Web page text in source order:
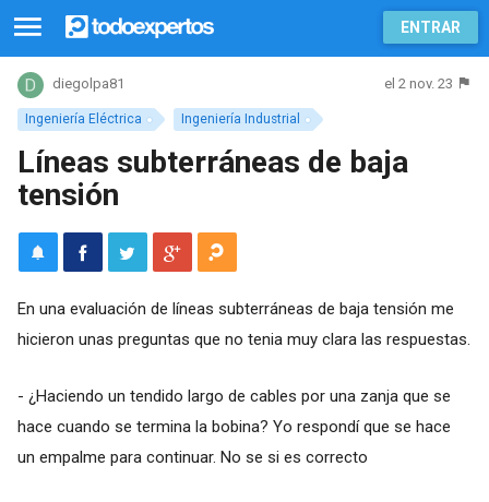
ENTRAR
Ingeniería Eléctrica Ingeniería Industrial
diegolpa81 el 2 nov. 23
Líneas subterráneas de baja
tensión
En una evaluación de líneas subterráneas de baja tensión me
hicieron unas preguntas que no tenia muy clara las respuestas.
- ¿Haciendo un tendido largo de cables por una zanja que se
hace cuando se termina la bobina? Yo respondí que se hace
un empalme para continuar. No se si es correcto